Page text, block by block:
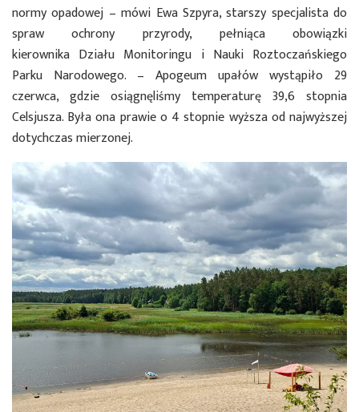
normy opadowej – mówi Ewa Szpyra, starszy specjalista do
spraw ochrony przyrody, pełniąca obowiązki
kierownika Działu Monitoringu i Nauki Roztoczańskiego
Parku Narodowego. – Apogeum upałów wystąpiło 29
czerwca, gdzie osiągnęliśmy temperaturę 39,6 stopnia
Celsjusza. Była ona prawie o 4 stopnie wyższa od najwyższej
dotychczas mierzonej.